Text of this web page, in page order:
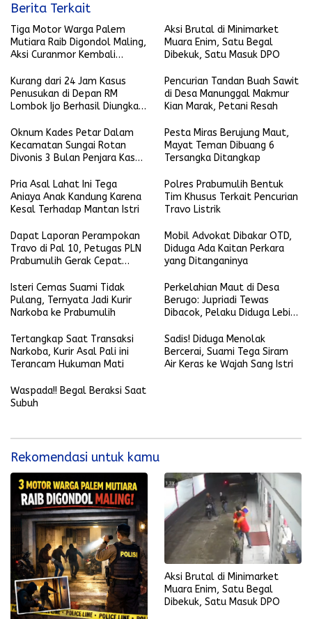
Berita Terkait
Tiga Motor Warga Palem
Mutiara Raib Digondol Maling,
Aksi Curanmor Kembali
Aksi Brutal di Minimarket
Muara Enim, Satu Begal
Dibekuk, Satu Masuk DPO
Kurang dari 24 Jam Kasus
Penusukan di Depan RM
Lombok Ijo Berhasil Diungkap,
Pencurian Tandan Buah Sawit
di Desa Manunggal Makmur
Kian Marak, Petani Resah
Oknum Kades Petar Dalam
Kecamatan Sungai Rotan
Divonis 3 Bulan Penjara Kasus
Pesta Miras Berujung Maut,
Mayat Teman Dibuang 6
Tersangka Ditangkap
Pria Asal Lahat Ini Tega
Aniaya Anak Kandung Karena
Kesal Terhadap Mantan Istri
Polres Prabumulih Bentuk
Tim Khusus Terkait Pencurian
Travo Listrik
Dapat Laporan Perampokan
Travo di Pal 10, Petugas PLN
Prabumulih Gerak Cepat
Mobil Advokat Dibakar OTD,
Diduga Ada Kaitan Perkara
yang Ditanganinya
Isteri Cemas Suami Tidak
Pulang, Ternyata Jadi Kurir
Narkoba ke Prabumulih
Perkelahian Maut di Desa
Berugo: Jupriadi Tewas
Dibacok, Pelaku Diduga Lebih
Tertangkap Saat Transaksi
Narkoba, Kurir Asal Pali ini
Terancam Hukuman Mati
Sadis! Diduga Menolak
Bercerai, Suami Tega Siram
Air Keras ke Wajah Sang Istri
Waspada!! Begal Beraksi Saat
Subuh
Rekomendasi untuk kamu
Aksi Brutal di Minimarket
Muara Enim, Satu Begal
Dibekuk, Satu Masuk DPO